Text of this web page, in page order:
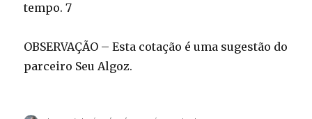
tempo. 7
OBSERVAÇÃO – Esta cotação é uma sugestão do
parceiro Seu Algoz.